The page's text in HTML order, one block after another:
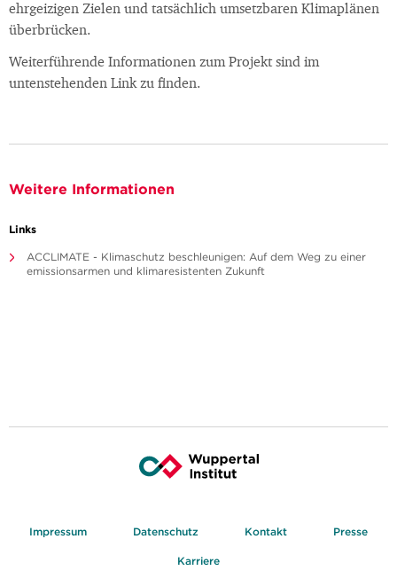
ehrgeizigen Zielen und tatsächlich umsetzbaren Klimaplänen
überbrücken.
Weiterführende Informationen zum Projekt sind im
untenstehenden Link zu finden.
Weitere Informationen
Links
ACCLIMATE - Klimaschutz beschleunigen: Auf dem Weg zu einer
emissionsarmen und klimaresistenten Zukunft
Impressum Datenschutz Kontakt Presse
Karriere